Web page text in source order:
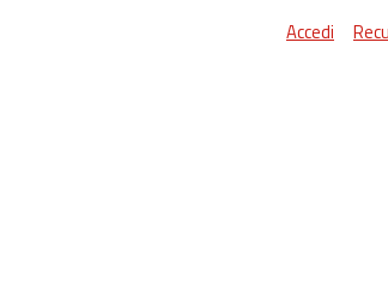
Accedi